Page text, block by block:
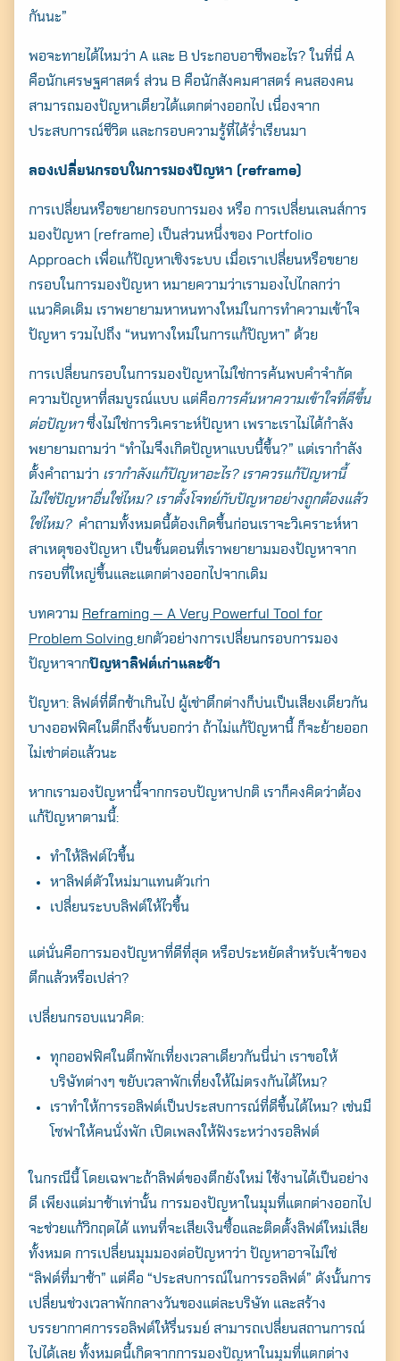
กันนะ”
พอจะทายได้ไหมว่า A และ B ประกอบอาชีพอะไร? ในที่นี่ A
คือนักเศรษฐศาสตร์ ส่วน B คือนักสังคมศาสตร์ คนสองคน
สามารถมองปัญหาเดียวได้แตกต่างออกไป เนื่องจาก
ประสบการณ์ชีวิต และกรอบความรู้ที่ได้ร่ำเรียนมา
ลองเปลี่ยนกรอบในการมองปัญหา (reframe)
การเปลี่ยนหรือขยายกรอบการมอง หรือ การเปลี่ยนเลนส์การ
มองปัญหา (reframe) เป็นส่วนหนึ่งของ Portfolio
Approach เพื่อแก้ปัญหาเชิงระบบ เมื่อเราเปลี่ยนหรือขยาย
กรอบในการมองปัญหา หมายความว่าเรามองไปไกลกว่า
แนวคิดเดิม เราพยายามหาหนทางใหม่ในการทำความเข้าใจ
ปัญหา รวมไปถึง “หนทางใหม่ในการแก้ปัญหา” ด้วย
การเปลี่ยนกรอบในการมองปัญหาไม่ใช่การค้นพบคำจำกัด
ความปัญหาที่สมบูรณ์แบบ แต่คือการค้นหาความเข้าใจที่ดีขึ้น
ต่อปัญหาซึ่งไม่ใช่การวิเคราะห์ปัญหา เพราะเราไม่ได้กำลัง
พยายามถามว่า “ทำไมจึงเกิดปัญหาแบบนี้ขึ้น?” แต่เรากำลัง
ตั้งคำถามว่า เรากำลังแก้ปัญหาอะไร? เราควรแก้ปัญหานี้
ไม่ใช่ปัญหาอื่นใช่ไหม? เราตั้งโจทย์กับปัญหาอย่างถูกต้องแล้ว
ใช่ไหม? คำถามทั้งหมดนี้ต้องเกิดขึ้นก่อนเราจะวิเคราะห์หา
สาเหตุของปัญหา เป็นขั้นตอนที่เราพยายามมองปัญหาจาก
กรอบที่ใหญ่ขึ้นและแตกต่างออกไปจากเดิม
บทความ Reframing — A Very Powerful Tool for
Problem Solving ยกตัวอย่างการเปลี่ยนกรอบการมอง
ปัญหาจากปัญหาลิฟต์เก่าและช้า
ปัญหา: ลิฟต์ที่ตึกช้าเกินไป ผู้เช่าตึกต่างก็บ่นเป็นเสียงเดียวกัน
บางออฟฟิศในตึกถึงขั้นบอกว่า ถ้าไม่แก้ปัญหานี้ ก็จะย้ายออก
ไม่เช่าต่อแล้วนะ
หากเรามองปัญหานี้จากกรอบปัญหาปกติ เราก็คงคิดว่าต้อง
แก้ปัญหาตามนี้:
ทำให้ลิฟต์ไวขึ้น
หาลิฟต์ตัวใหม่มาแทนตัวเก่า
เปลี่ยนระบบลิฟต์ให้ไวขึ้น
แต่นั่นคือการมองปัญหาที่ดีที่สุด หรือประหยัดสำหรับเจ้าของ
ตึกแล้วหรือเปล่า?
เปลี่ยนกรอบแนวคิด:
ทุกออฟฟิศในตึกพักเที่ยงเวลาเดียวกันนี่น่า เราขอให้
บริษัทต่างๆ ขยับเวลาพักเที่ยงให้ไม่ตรงกันได้ไหม?
เราทำให้การรอลิฟต์เป็นประสบการณ์ที่ดีขึ้นได้ไหม? เช่นมี
โซฟาให้คนนั่งพัก เปิดเพลงให้ฟังระหว่างรอลิฟต์
ในกรณีนี้ โดยเฉพาะถ้าลิฟต์ของตึกยังใหม่ ใช้งานได้เป็นอย่าง
ดี เพียงแต่มาช้าเท่านั้น การมองปัญหาในมุมที่แตกต่างออกไป
จะช่วยแก้วิกฤตได้ แทนที่จะเสียเงินซื้อและติดตั้งลิฟต์ใหม่เสีย
ทั้งหมด การเปลี่ยนมุมมองต่อปัญหาว่า ปัญหาอาจไม่ใช่
“ลิฟต์ที่มาช้า” แต่คือ “ประสบการณ์ในการรอลิฟต์” ดังนั้นการ
เปลี่ยนช่วงเวลาพักกลางวันของแต่ละบริษัท และสร้าง
บรรยากาศการรอลิฟต์ให้รื่นรมย์ สามารถเปลี่ยนสถานการณ์
ไปได้เลย ทั้งหมดนี้เกิดจากการมองปัญหาในมุมที่แตกต่าง